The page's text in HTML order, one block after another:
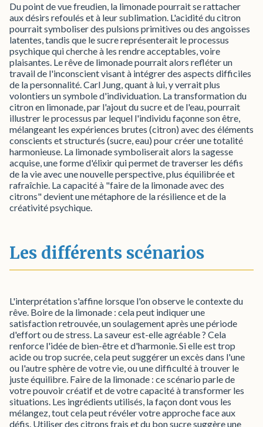
Du point de vue freudien, la limonade pourrait se rattacher
aux désirs refoulés et à leur sublimation. L'acidité du citron
pourrait symboliser des pulsions primitives ou des angoisses
latentes, tandis que le sucre représenterait le processus
psychique qui cherche à les rendre acceptables, voire
plaisantes. Le rêve de limonade pourrait alors refléter un
travail de l'inconscient visant à intégrer des aspects difficiles
de la personnalité. Carl Jung, quant à lui, y verrait plus
volontiers un symbole d'individuation. La transformation du
citron en limonade, par l'ajout du sucre et de l'eau, pourrait
illustrer le processus par lequel l'individu façonne son être,
mélangeant les expériences brutes (citron) avec des éléments
conscients et structurés (sucre, eau) pour créer une totalité
harmonieuse. La limonade symboliserait alors la sagesse
acquise, une forme d'élixir qui permet de traverser les défis
de la vie avec une nouvelle perspective, plus équilibrée et
rafraîchie. La capacité à "faire de la limonade avec des
citrons" devient une métaphore de la résilience et de la
créativité psychique.
Les différents scénarios
L'interprétation s'affine lorsque l'on observe le contexte du
rêve. Boire de la limonade : cela peut indiquer une
satisfaction retrouvée, un soulagement après une période
d'effort ou de stress. La saveur est-elle agréable ? Cela
renforce l'idée de bien-être et d'harmonie. Si elle est trop
acide ou trop sucrée, cela peut suggérer un excès dans l'une
ou l'autre sphère de votre vie, ou une difficulté à trouver le
juste équilibre. Faire de la limonade : ce scénario parle de
votre pouvoir créatif et de votre capacité à transformer les
situations. Les ingrédients utilisés, la façon dont vous les
mélangez, tout cela peut révéler votre approche face aux
défis. Utiliser des citrons frais et du bon sucre suggère une